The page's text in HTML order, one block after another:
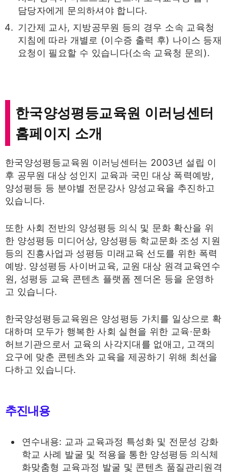
담당자에게 문의하셔야 합니다.
기간제 교사, 지방공무원 등의 경우 소속 교육청
지침에 따라 개별로 (이수증 출력 후) 나이스 등재
요청이 필요할 수 있습니다(소속 교육청 문의).
한국양성평등교육원 이러닝센터
홈페이지 소개
한국양성평등교육원 이러닝센터는 2003년 설립 이
후 공무원 대상 성인지 교육과 국민 대상 폭력예방,
양성평등 등 분야별 전문강사 양성교육을 추진하고
있습니다.
또한 사회 전반의 양성평등 의식 및 문화 확산을 위
한 양성평등 미디어상, 양성평등 학교문화 조성 지원
등의 진흥사업과 성평등 미래교육 선도를 위한 폭력
예방․ 양성평등 사이버교육, 교원 대상 원격교육연수
원, 성평등 교육 콘텐츠 플랫폼 젠더온 등을 운영하
고 있습니다.
한국양성평등교육원은 양성평등 가치를 일상으로 확
대하며 모두가 행복한 사회 실현을 위한 교육·문화
허브기관으로서 교육의 사각지대를 없애고, 고객의
요구에 맞춘 콘텐츠와 교육을 제공하기 위해 최선을
다하고 있습니다.
추진내용
연수내용: 교과 교육과정 특성화 및 전문성 강화
학교 사례 발굴 및 적용을 통한 양성평등 의식체
화맞춤형 교육과정 발굴 및 콘텐츠 품질관리원격